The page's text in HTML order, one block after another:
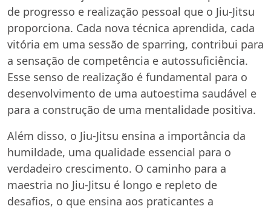
de progresso e realização pessoal que o Jiu-Jitsu
proporciona. Cada nova técnica aprendida, cada
vitória em uma sessão de sparring, contribui para
a sensação de competência e autossuficiência.
Esse senso de realização é fundamental para o
desenvolvimento de uma autoestima saudável e
para a construção de uma mentalidade positiva.
Além disso, o Jiu-Jitsu ensina a importância da
humildade, uma qualidade essencial para o
verdadeiro crescimento. O caminho para a
maestria no Jiu-Jitsu é longo e repleto de
desafios, o que ensina aos praticantes a